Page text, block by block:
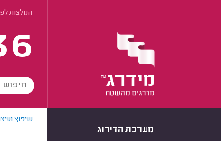
המלצות
מערכת הדירוג
שיפוץ